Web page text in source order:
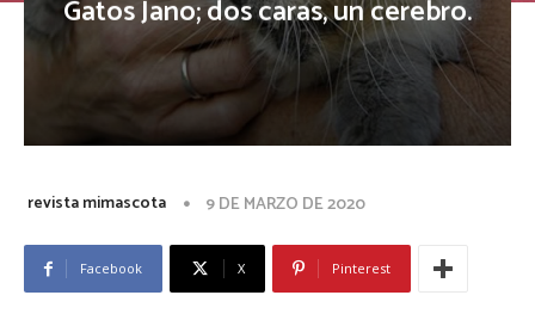
Gatos Jano; dos caras, un cerebro.
revista mimascota 9 DE MARZO DE 2020
Facebook X Pinterest